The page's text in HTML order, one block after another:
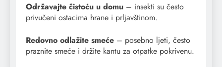
Održavajte čistoću u domu – insekti su često
privučeni ostacima hrane i prljavštinom.
Redovno odlažite smeće – posebno ljeti, često
praznite smeće i držite kantu za otpatke pokrivenu.